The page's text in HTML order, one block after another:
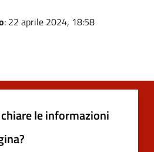
: 22 aprile 2024, 18:58
le informazioni